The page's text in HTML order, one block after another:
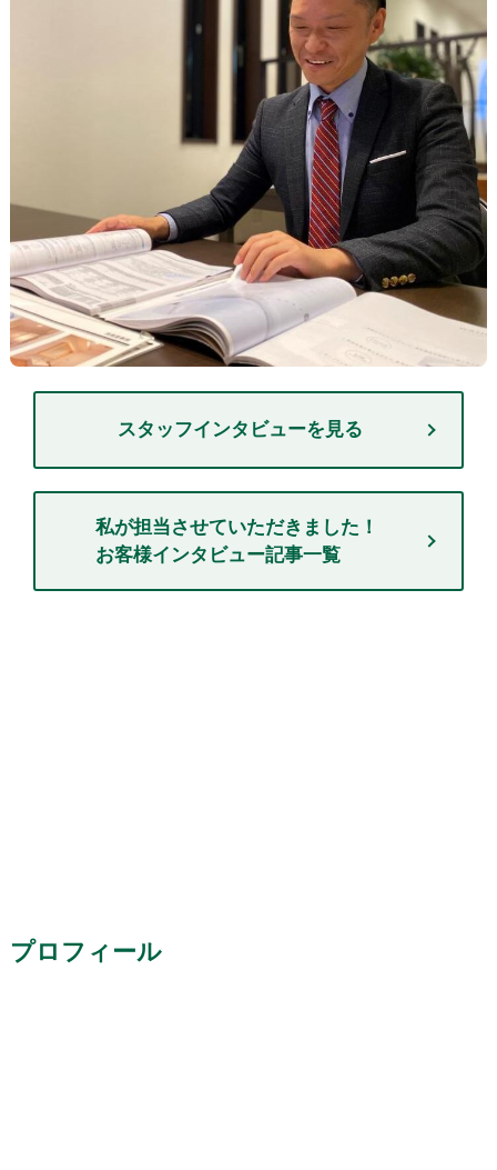
スタッフインタビューを見る
私が担当させていただきました！
お客様インタビュー記事一覧
プロフィール